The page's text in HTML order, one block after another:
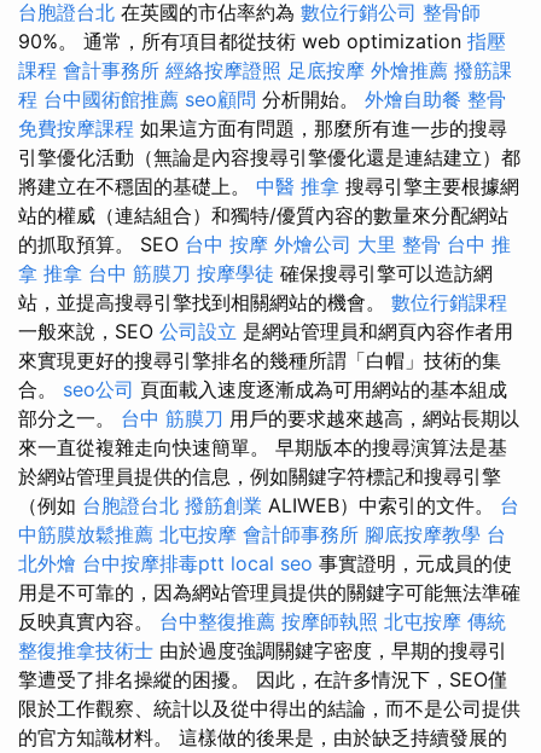
台胞證台北 在英國的市佔率約為 數位行銷公司 整骨師
90%。 通常，所有項目都從技術 web optimization 指壓
課程 會計事務所 經絡按摩證照 足底按摩 外燴推薦 撥筋課
程 台中國術館推薦 seo顧問 分析開始。 外燴自助餐 整骨
免費按摩課程 如果這方面有問題，那麼所有進一步的搜尋
引擎優化活動（無論是內容搜尋引擎優化還是連結建立）都
將建立在不穩固的基礎上。 中醫 推拿 搜尋引擎主要根據網
站的權威（連結組合）和獨特/優質內容的數量來分配網站
的抓取預算。 SEO 台中 按摩 外燴公司 大里 整骨 台中 推
拿 推拿 台中 筋膜刀 按摩學徒 確保搜尋引擎可以造訪網
站，並提高搜尋引擎找到相關網站的機會。 數位行銷課程
一般來說，SEO 公司設立 是網站管理員和網頁內容作者用
來實現更好的搜尋引擎排名的幾種所謂「白帽」技術的集
合。 seo公司 頁面載入速度逐漸成為可用網站的基本組成
部分之一。 台中 筋膜刀 用戶的要求越來越高，網站長期以
來一直從複雜走向快速簡單。 早期版本的搜尋演算法是基
於網站管理員提供的信息，例如關鍵字符標記和搜尋引擎
（例如 台胞證台北 撥筋創業 ALIWEB）中索引的文件。 台
中筋膜放鬆推薦 北屯按摩 會計師事務所 腳底按摩教學 台
北外燴 台中按摩排毒ptt local seo 事實證明，元成員的使
用是不可靠的，因為網站管理員提供的關鍵字可能無法準確
反映真實內容。 台中整復推薦 按摩師執照 北屯按摩 傳統
整復推拿技術士 由於過度強調關鍵字密度，早期的搜尋引
擎遭受了排名操縱的困擾。 因此，在許多情況下，SEO僅
限於工作觀察、統計以及從中得出的結論，而不是公司提供
的官方知識材料。 這樣做的後果是，由於缺乏持續發展的